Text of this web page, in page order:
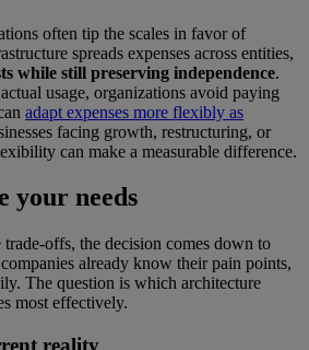
often tip the scales in favor of
spreads expenses across entities,
while still preserving independence.
usage, organizations avoid paying
adapt expenses more flexibly as
facing growth, restructuring, or
can make a measurable difference.
your needs
offs, the decision comes down to
already know their pain points,
The question is which architecture
most effectively.
reality